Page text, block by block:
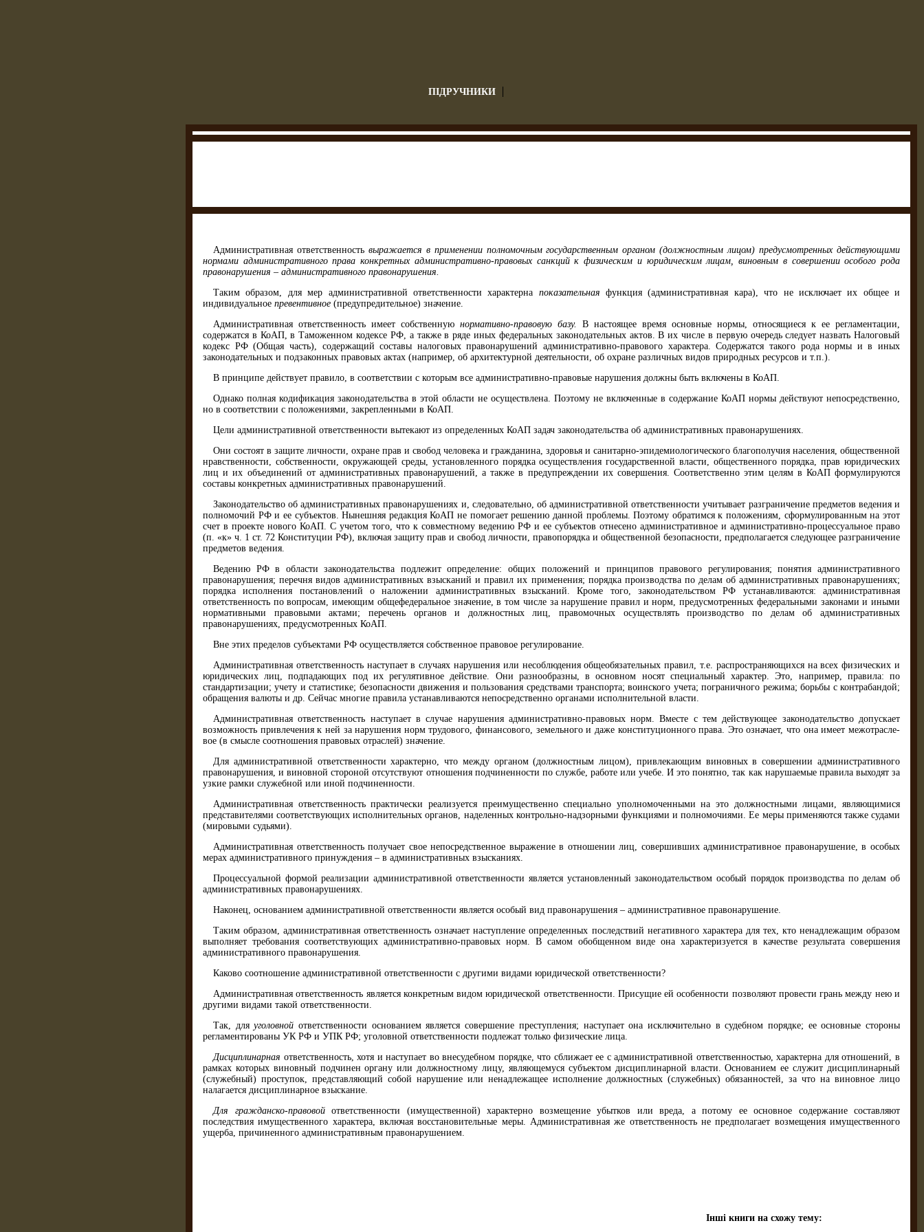
ПІДРУЧНИКИ
Административная ответственность выражается в примене­нии полномочным государственным органом (должностным лицом) предусмотренных действующими
нормами администра­тивного права конкретных административно-правовых сан­кций к физическим и юридическим лицам, виновным в соверше­нии особого рода
правонарушения – административного право­нарушения.
Таким образом, для мер административной ответственности ха­рактерна показательная функция (административная кара), что не исключает их общее и
индивидуальное превентивное (предуп­редительное) значение.
Административная ответственность имеет собственную норма­тивно-правовую базу.
В настоящее время основные нормы, отно­сящиеся к ее регламентации,
содержатся в КоАП, в Таможенном кодексе РФ, а также в ряде иных федеральных законодательных актов. В их числе в первую очередь следует назвать Налоговый
кодекс РФ (Общая часть), содержащий составы налоговых право­нарушений административно-правового характера. Содержатся такого рода нормы и в иных
законодательных и подзаконных пра­вовых актах (например, об архитектурной деятельности, об охране различных видов природных ресурсов и т.п.).
В принципе действует правило, в соответствии с которым все административно-правовые нарушения должны быть включены в КоАП.
Однако полная кодификация законодательства в этой области не осуществлена. Поэтому не включенные в содержание КоАП нормы действуют непосредственно,
но в соответствии с положе­ниями, закрепленными в КоАП.
Цели административной ответственности вытекают из опреде­ленных КоАП задач законодательства об административных пра­вонарушениях.
Они состоят в защите личности, охране прав и свобод человека и гражданина, здоровья и санитарно-эпидемиологического благо­получия населения, общественной
нравственности, собственнос­ти, окружающей среды, установленного порядка осуществления государственной власти, общественного порядка, прав юридичес­ких
лиц и их объединений от административных правонаруше­ний, а также в предупреждении их совершения. Соответственно этим целям в КоАП формулируются
составы конкретных админи­стративных правонарушений.
Законодательство об административных правонарушениях и, следовательно, об административной ответственности учитывает разграничение предметов ведения и
полномочий РФ и ее субъек­тов. Нынешняя редакция КоАП не помогает решению данной про­блемы. Поэтому обратимся к положениям, сформулированным на этот
счет в проекте нового КоАП. С учетом того, что к совместному ведению РФ и ее субъектов отнесено административное и админи­стративно-процессуальное право
(п. «к» ч. 1 ст. 72 Конституции РФ), включая защиту прав и свобод личности, правопорядка и общественной безопасности, предполагается следующее разграни­чение
предметов ведения.
Ведению РФ в области законодательства подлежит определе­ние: общих положений и принципов правового регулирования; по­нятия административного
правонарушения; перечня видов адми­нистративных взысканий и правил их применения; порядка про­изводства по делам об административных правонарушениях;
по­рядка исполнения постановлений о наложении административ­ных взысканий. Кроме того, законодательством РФ устанавлива­ются: административная
ответственность по вопросам, имеющим общефедеральное значение, в том числе за нарушение правил и норм, предусмотренных федеральными законами и иными
норма­тивными правовыми актами; перечень органов и должностных лиц, правомочных осуществлять производство по делам об адми­нистративных
правонарушениях, предусмотренных КоАП.
Вне этих пределов субъектами РФ осуществляется собственное правовое регулирование.
Административная ответственность наступает в случаях нару­шения или несоблюдения общеобязательных правил, т.е. распро­страняющихся на всех физических и
юридических лиц, подпада­ющих под их регулятивное действие. Они разнообразны, в основном носят специальный характер. Это, например, правила: по
стандартизации; учету и статистике; безопасности движения и пользования средствами транспорта; воинского учета; погранич­ного режима; борьбы с контрабандой;
обращения валюты и др. Сейчас многие правила устанавливаются непосредственно органа­ми исполнительной власти.
Административная ответственность наступает в случае нару­шения административно-правовых норм. Вместе с тем действую­щее законодательство допускает
возможность привлечения к ней за нарушения норм трудового, финансового, земельного и даже конституционного права. Это означает, что она имеет межотрасле­
вое (в смысле соотношения правовых отраслей) значение.
Для административной ответственности характерно, что между органом (должностным лицом), привлекающим виновных в совершении административного
правонарушения, и виновной стороной отсутствуют отношения подчиненности по службе, рабо­те или учебе. И это понятно, так как нарушаемые правила выходят за
узкие рамки служебной или иной подчиненности.
Административная ответственность практически реализуется преимущественно специально уполномоченными на это должност­ными лицами, являющимися
представителями соответствующих исполнительных органов, наделенных контрольно-надзорными функциями и полномочиями. Ее меры применяются также судами
(мировыми судьями).
Административная ответственность получает свое непосредст­венное выражение в отношении лиц, совершивших администра­тивное правонарушение, в особых
мерах административного при­нуждения – в административных взысканиях.
Процессуальной формой реализации административной ответ­ственности является установленный законодательством особый порядок производства по делам об
административных правонару­шениях.
Наконец, основанием административной ответственности яв­ляется особый вид правонарушения – административное право­нарушение.
Таким образом, административная ответственность означает наступление определенных последствий негативного характера для тех, кто ненадлежащим образом
выполняет требования соот­ветствующих административно-правовых норм. В самом обобщен­ном виде она характеризуется в качестве результата совершения
административного правонарушения.
Каково соотношение административной ответственности с дру­гими видами юридической ответственности?
Административная ответственность является конкретным видом юридической ответственности. Присущие ей особенности позволяют провести грань между нею и
другими видами такой ответственности.
Так, дляуголовной ответственности основанием является со­вершение преступления; наступает она исключительно в судебном порядке; ее основные стороны
регламентированы УК РФ и УПК РФ; уголовной ответственности подлежат только физические лица.
Дисциплинарная ответственность, хотя и наступает во внесу­дебном порядке, что сближает ее с административной ответствен­ностью, характерна для отношений, в
рамках которых виновный подчинен органу или должностному лицу, являющемуся субъек­том дисциплинарной власти. Основанием ее служит дисциплинар­ный
(служебный) проступок, представляющий собой нарушение или ненадлежащее исполнение должностных (служебных) обязан­ностей, за что на виновное лицо
налагается дисциплинарное взыс­кание.
Для гражданско-правовойответственности (имущественной) характерно возмещение убытков или вреда, а потому ее основное содержание составляют
последствия имущественного характера, включая восстановительные меры. Административная же ответст­венность не предполагает возмещения имущественного
ущерба, причиненного административным правонарушением.
Інші книги на схожу тему: